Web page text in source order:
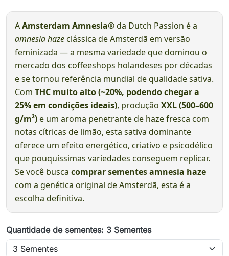
AAmsterdam Amnesia®da Dutch Passion é a
amnesia hazeclássica de Amsterdã em versão
feminizada — a mesma variedade que dominou o
mercado dos coffeeshops holandeses por décadas
e se tornou referência mundial de qualidade sativa.
Com THC muito alto (~20%, podendo chegar a
25% em condições ideais), produção XXL (500–600
g/m²)e um aroma penetrante de haze fresca com
notas cítricas de limão, esta sativa dominante
oferece um efeito energético, criativo e psicodélico
que pouquíssimas variedades conseguem replicar.
Se você busca comprar sementes amnesia haze
com a genética original de Amsterdã, esta é a
escolha definitiva.
Quantidade de sementes: 3 Sementes